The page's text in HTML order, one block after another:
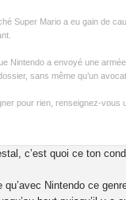
Super Mario a eu gain de
Nintendo a envoyé une
sans même qu’un
pour rien, renseignez-vous
c’est quoi ce ton
qu’avec Nintendo ce